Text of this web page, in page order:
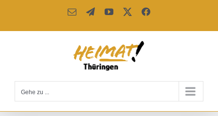
springen
E-
TelegramYouTube Facebook
Gehe zu ...